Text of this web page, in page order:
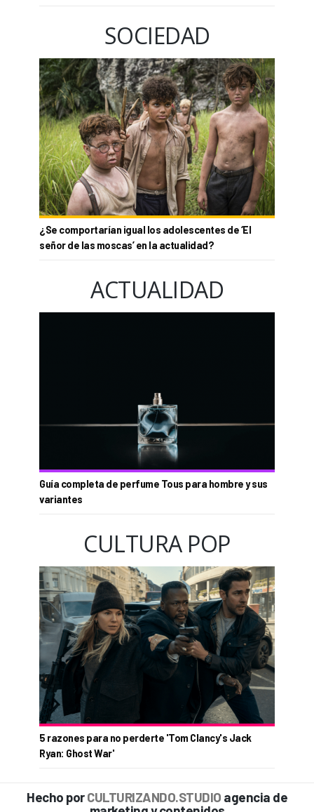
SOCIEDAD
¿Se comportarían igual los adolescentes de ‘El
señor de las moscas’ en la actualidad?
ACTUALIDAD
Guía completa de perfume Tous para hombre y sus
variantes
CULTURA POP
5 razones para no perderte 'Tom Clancy's Jack
Ryan: Ghost War'
Hecho porCULTURIZANDO.STUDIO agencia de